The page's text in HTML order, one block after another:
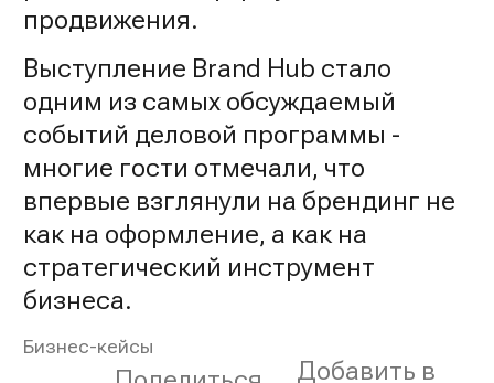
продвижения.
Выступление Brand Hub стало
одним из самых обсуждаемый
событий деловой программы -
многие гости отмечали, что
впервые взглянули на брендинг не
как на оформление, а как на
стратегический инструмент
бизнеса.
Бизнес-кейсы
Добавить в